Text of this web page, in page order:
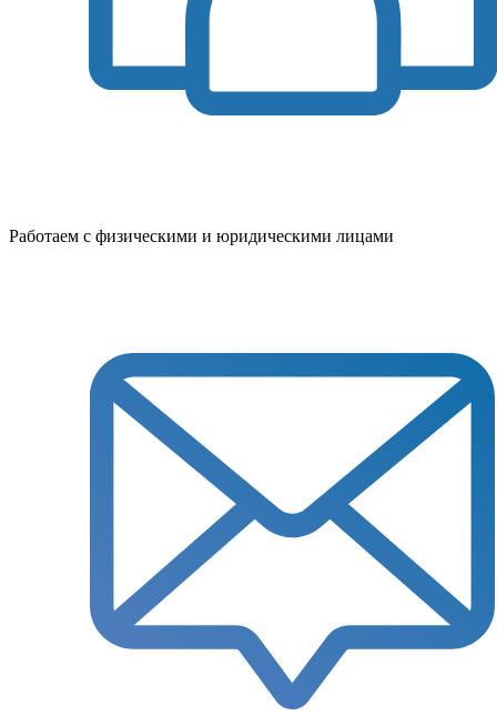
Работаем с физическими и юридическими лицами